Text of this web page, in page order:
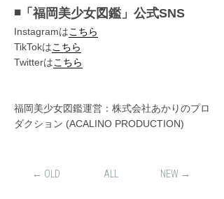
◾️「福岡美少女図鑑」公式SNS
Instagramはこちら
TikTokはこちら
Twitterはこちら
福岡美少女図鑑運営：株式会社あかりのプロ
ダクション (ACALINO PRODUCTION)
← OLD ALL NEW →